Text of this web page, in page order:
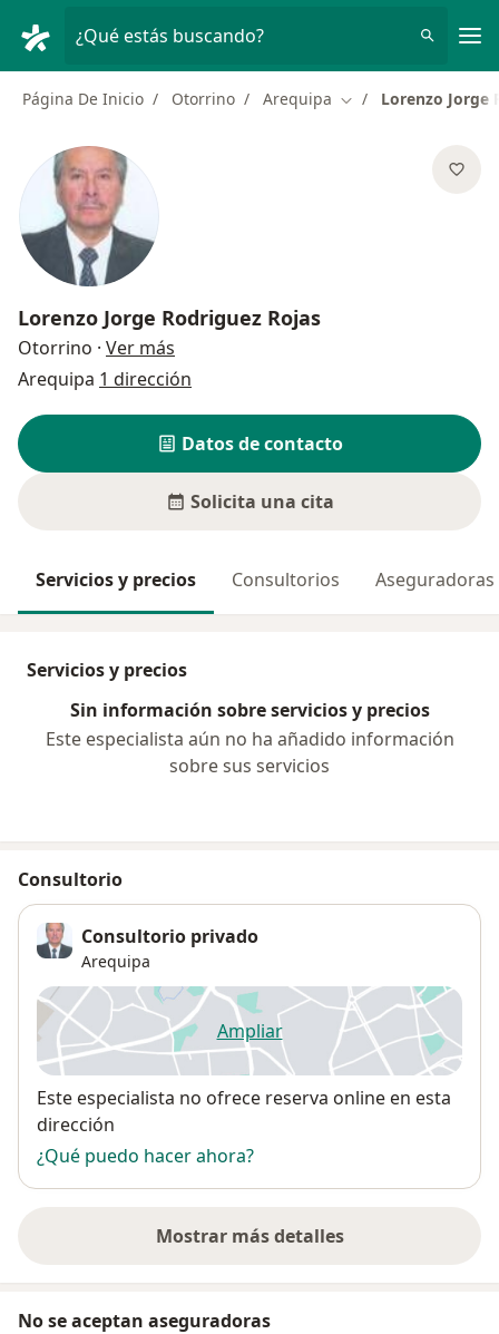
¿Qué estás buscando?
Página De Inicio Otorrino Arequipa Cambiar de ciudad
Lorenzo Jorge
Lorenzo Jorge Rodriguez Rojas
Otorrino · Ver más
Arequipa 1 dirección
Datos de contacto
Solicita una cita
Servicios y precios Consultorios Aseguradoras
Servicios y precios
Sin información sobre servicios y precios
Este especialista aún no ha añadido información
sobre sus servicios
Consultorio
Consultorio privado
Arequipa
Ampliarse abre en una nueva
Disponibilidad
Este especialista no ofrece reserva online en esta
dirección
¿Qué puedo hacer ahora?
Mostrar más detalles
sobre la dirección
No se aceptan aseguradoras